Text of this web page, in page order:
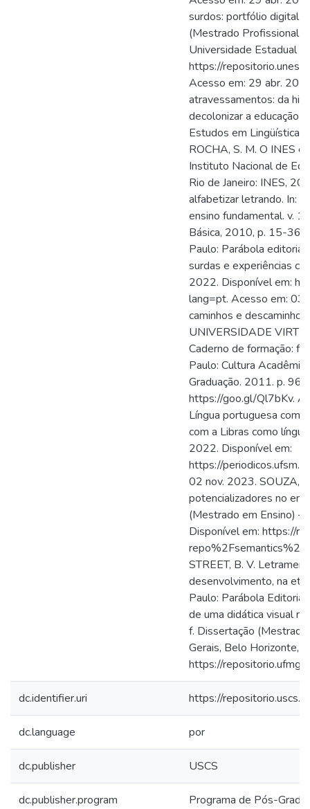
dc.identifier.uri https://
dc.language por
dc.publisher USCS
dc.publisher.program Programa de Pós-